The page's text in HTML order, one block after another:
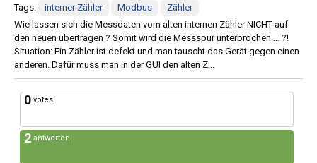
Tags: interner Zähler Modbus
Zähler
Wie lassen sich die Messdaten vom alten internen Zähler NICHT auf
den neuen übertragen ? Somit wird die Messspur unterbrochen.... ?!
Situation: Ein Zähler ist defekt und man tauscht das Gerät gegen einen
anderen. Dafür muss man in der GUI den alten Z...
0 votes
2 antworten